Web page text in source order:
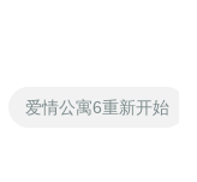
爱情公寓6重新开始